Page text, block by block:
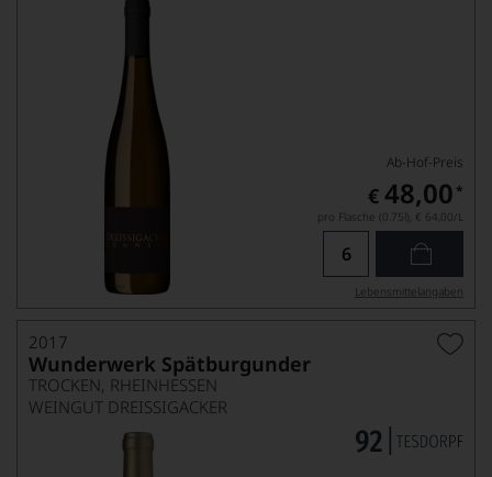
Ab-Hof-Preis
€ 48,00 *
pro Flasche (0.75l), € 64,00/L
Lebensmittel­angaben
2017
Wunderwerk Spätburgunder
TROCKEN, RHEINHESSEN
WEINGUT DREISSIGACKER